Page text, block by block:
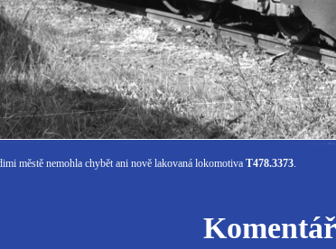
městě nemohla chybět ani nově lakovaná lokomotiva T478.3373.